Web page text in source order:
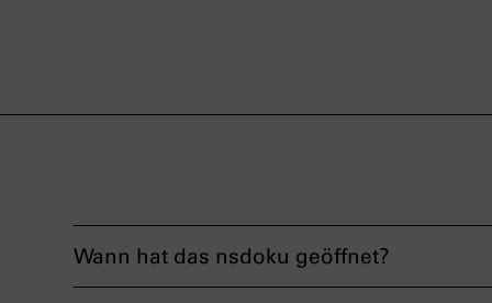
Wann hat das nsdoku geöffnet?